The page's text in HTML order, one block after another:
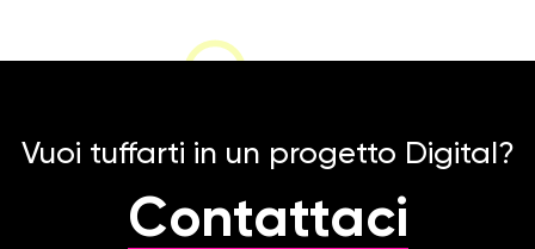
Vuoi tuffarti in un progetto Digital?
Contattaci